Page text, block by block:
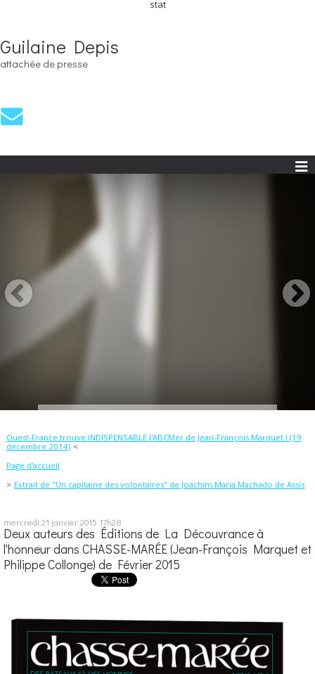
stat
Guilaine Depis
attachée de presse
Ouest-France trouve INDISPENSABLE l'ABCMer de Jean-François Marquet ! (19
décembre 2014)
Page d'accueil
Extrait de "Un capitaine des volontaires" de Joachim Maria Machado de Assis
mercredi 21 janvier 2015 17h28
Deux auteurs des Éditions de La Découvrance à
l'honneur dans CHASSE-MARÉE (Jean-François Marquet et
Philippe Collonge) de Février 2015